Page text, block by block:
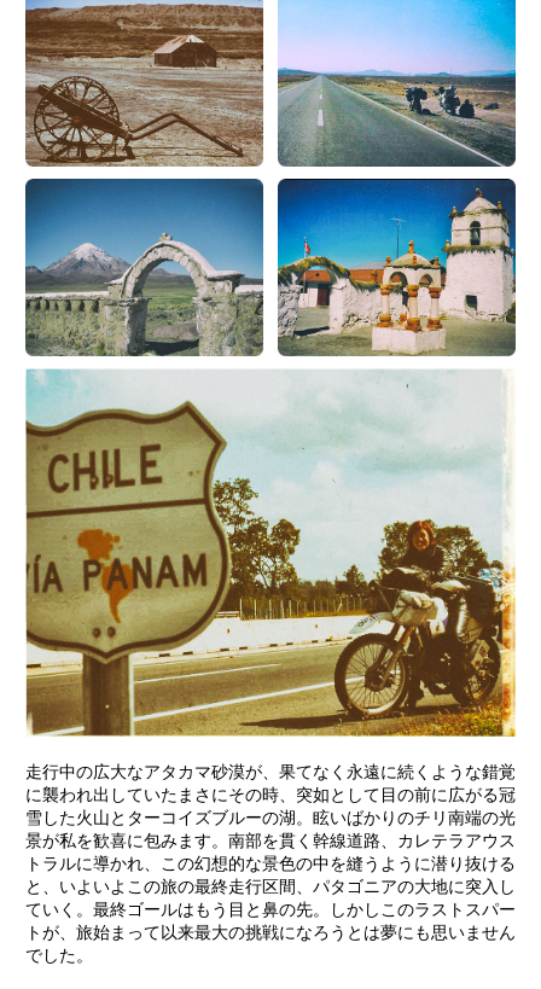
走行中の広大なアタカマ砂漠が、果てなく永遠に続くような錯覚
に襲われ出していたまさにその時、突如として目の前に広がる冠
雪した火山とターコイズブルーの湖。眩いばかりのチリ南端の光
景が私を歓喜に包みます。南部を貫く幹線道路、カレテラアウス
トラルに導かれ、この幻想的な景色の中を縫うように潜り抜ける
と、いよいよこの旅の最終走行区間、パタゴニアの大地に突入し
ていく。最終ゴールはもう目と鼻の先。しかしこのラストスパー
トが、旅始まって以来最大の挑戦になろうとは夢にも思いません
でした。